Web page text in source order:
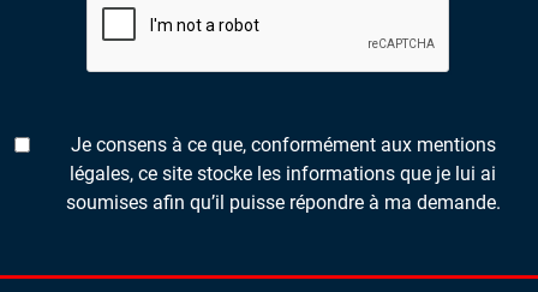
Je consens à ce que, conformément aux mentions
légales, ce site stocke les informations que je lui ai
soumises afin qu’il puisse répondre à ma demande.